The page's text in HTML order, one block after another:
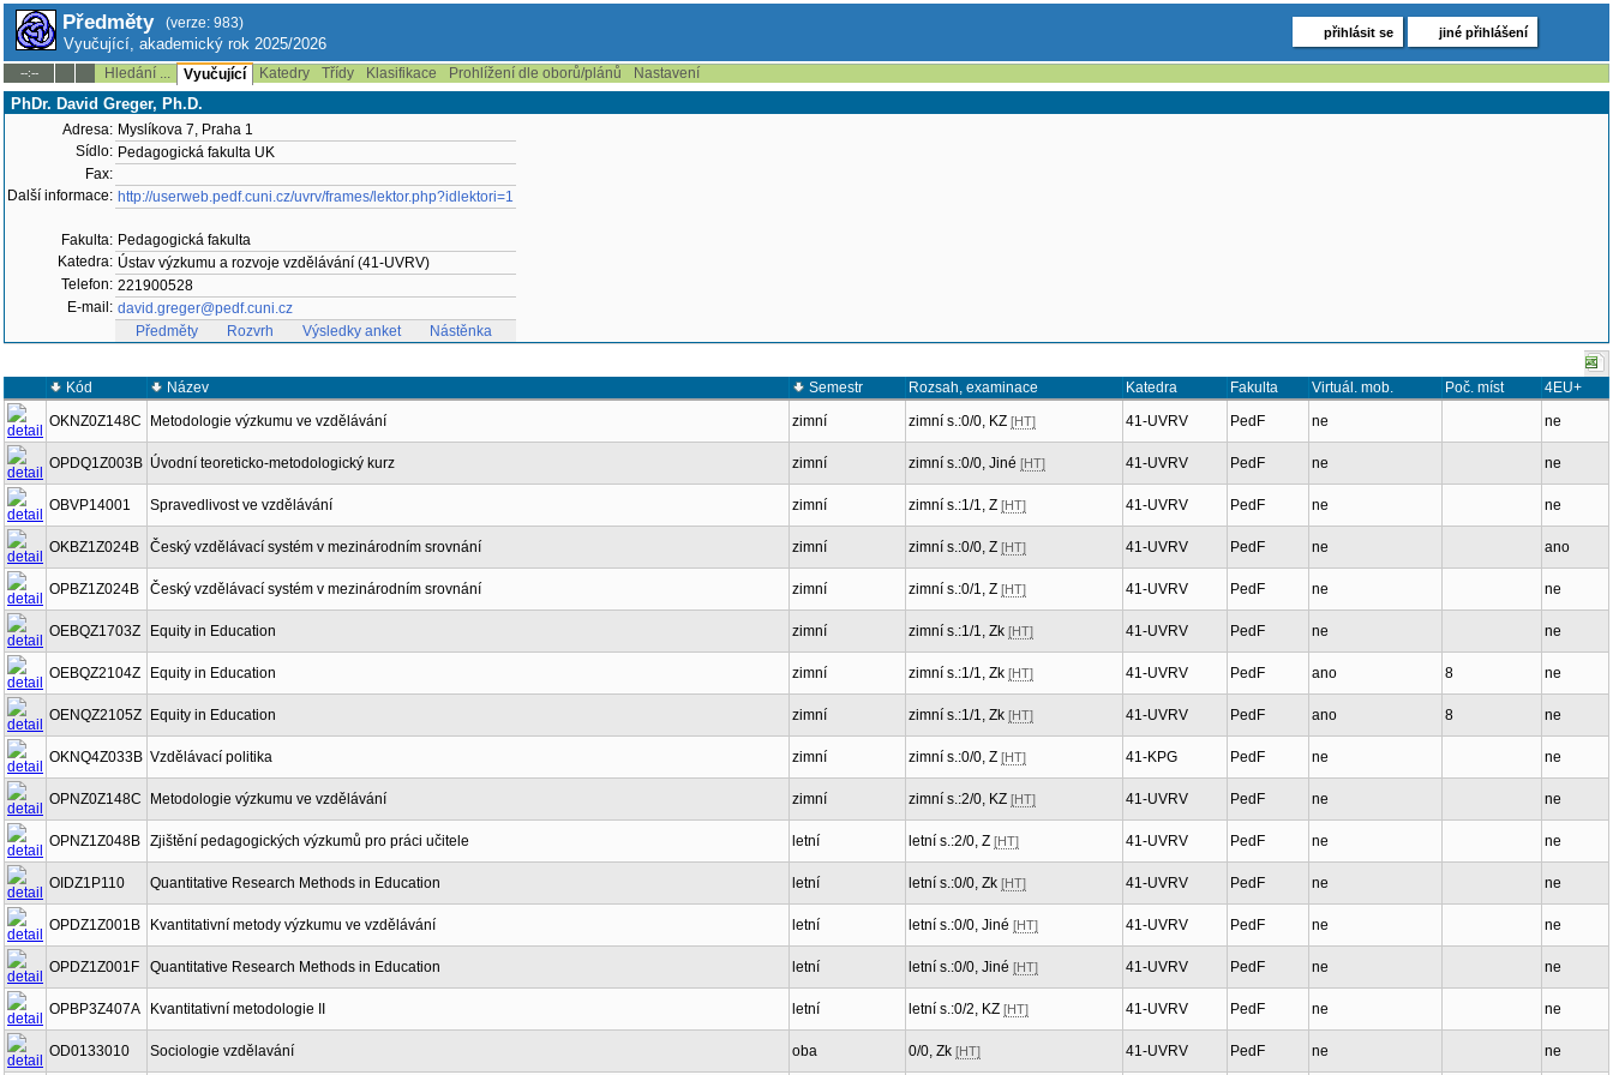
Předměty (verze: 983)
Vyučující, akademický rok 2025/2026
přihlásit se jiné přihlášení
--:-- Hledání ... Vyučující Katedry Třídy Klasifikace Prohlížení dle oborů/plánů Nastavení
PhDr. David Greger, Ph.D.
Adresa: Myslíkova 7, Praha 1
Sídlo: Pedagogická fakulta UK
Fax:
Další informace: http://userweb.pedf.cuni.cz/uvrv/frames/lektor.php?idlektori=1
Fakulta: Pedagogická fakulta
Katedra: Ústav výzkumu a rozvoje vzdělávání (41-UVRV)
Telefon: 221900528
E-mail: david.greger@pedf.cuni.cz
Předměty
Rozvrh Výsledky anket Nástěnka
Kód Název Semestr Rozsah, examinace Katedra Fakulta Virtuál. mob. Poč. míst
4EU+
OKNZ0Z148C
Metodologie výzkumu ve vzdělávání zimní zimní s.:0/0, KZ [HT] 41-UVRV PedF ne ne
OPDQ1Z003B Úvodní teoreticko-metodologický kurz zimní zimní s.:0/0, Jiné [HT] 41-UVRV PedF ne ne
OBVP14001 Spravedlivost ve vzdělávání zimní zimní s.:1/1, Z [HT] 41-UVRV PedF ne ne
OKBZ1Z024B Český vzdělávací systém v mezinárodním srovnání zimní zimní s.:0/0, Z [HT] 41-UVRV PedF ne ano
OPBZ1Z024B Český vzdělávací systém v mezinárodním srovnání zimní zimní s.:0/1, Z [HT] 41-UVRV PedF ne ne
OEBQZ1703Z Equity in Education zimní zimní s.:1/1, Zk [HT] 41-UVRV PedF ne ne
OEBQZ2104Z Equity in Education zimní zimní s.:1/1, Zk [HT] 41-UVRV PedF ano 8 ne
OENQZ2105Z Equity in Education zimní zimní s.:1/1, Zk [HT] 41-UVRV PedF ano 8 ne
OKNQ4Z033B Vzdělávací politika zimní zimní s.:0/0, Z [HT] 41-KPG PedF ne ne
OPNZ0Z148C Metodologie výzkumu ve vzdělávání zimní zimní s.:2/0, KZ [HT] 41-UVRV PedF ne ne
OPNZ1Z048B Zjištění pedagogických výzkumů pro práci učitele letní letní s.:2/0, Z [HT] 41-UVRV PedF ne ne
OIDZ1P110 Quantitative Research Methods in Education letní letní s.:0/0, Zk [HT] 41-UVRV PedF ne ne
OPDZ1Z001B Kvantitativní metody výzkumu ve vzdělávání letní letní s.:0/0, Jiné [HT] 41-UVRV PedF ne ne
OPDZ1Z001F Quantitative Research Methods in Education letní letní s.:0/0, Jiné [HT] 41-UVRV PedF ne ne
OPBP3Z407A Kvantitativní metodologie II letní letní s.:0/2, KZ [HT] 41-UVRV PedF ne ne
OD0133010 Sociologie vzdělavání oba 0/0, Zk [HT] 41-UVRV PedF ne ne